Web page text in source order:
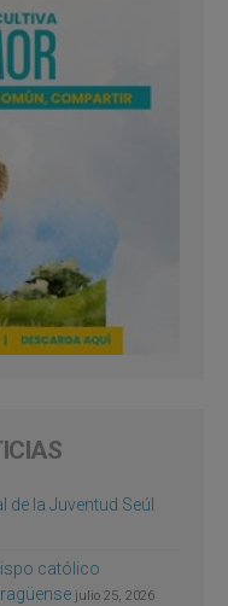
la Juventud Seúl
católico
julio 25, 2026